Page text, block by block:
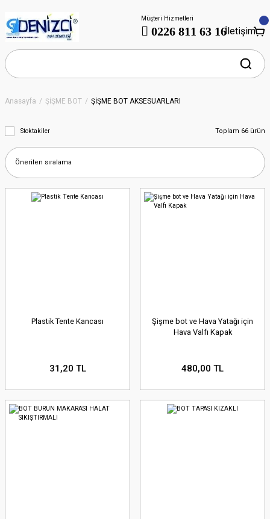
Müşteri Hizmetleri
0226 811 63 16İletişim
Anasayfa ŞİŞME BOT ŞİŞME BOT AKSESUARLARI
Stoktakiler Toplam 66 ürün
Plastik Tente Kancası
31,20 TL
Şişme bot ve Hava Yatağı için
Hava Valfı Kapak
480,00 TL